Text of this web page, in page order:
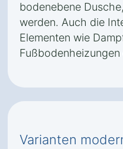
bodenebene
werden. Auch die
Elementen wie
Varianten